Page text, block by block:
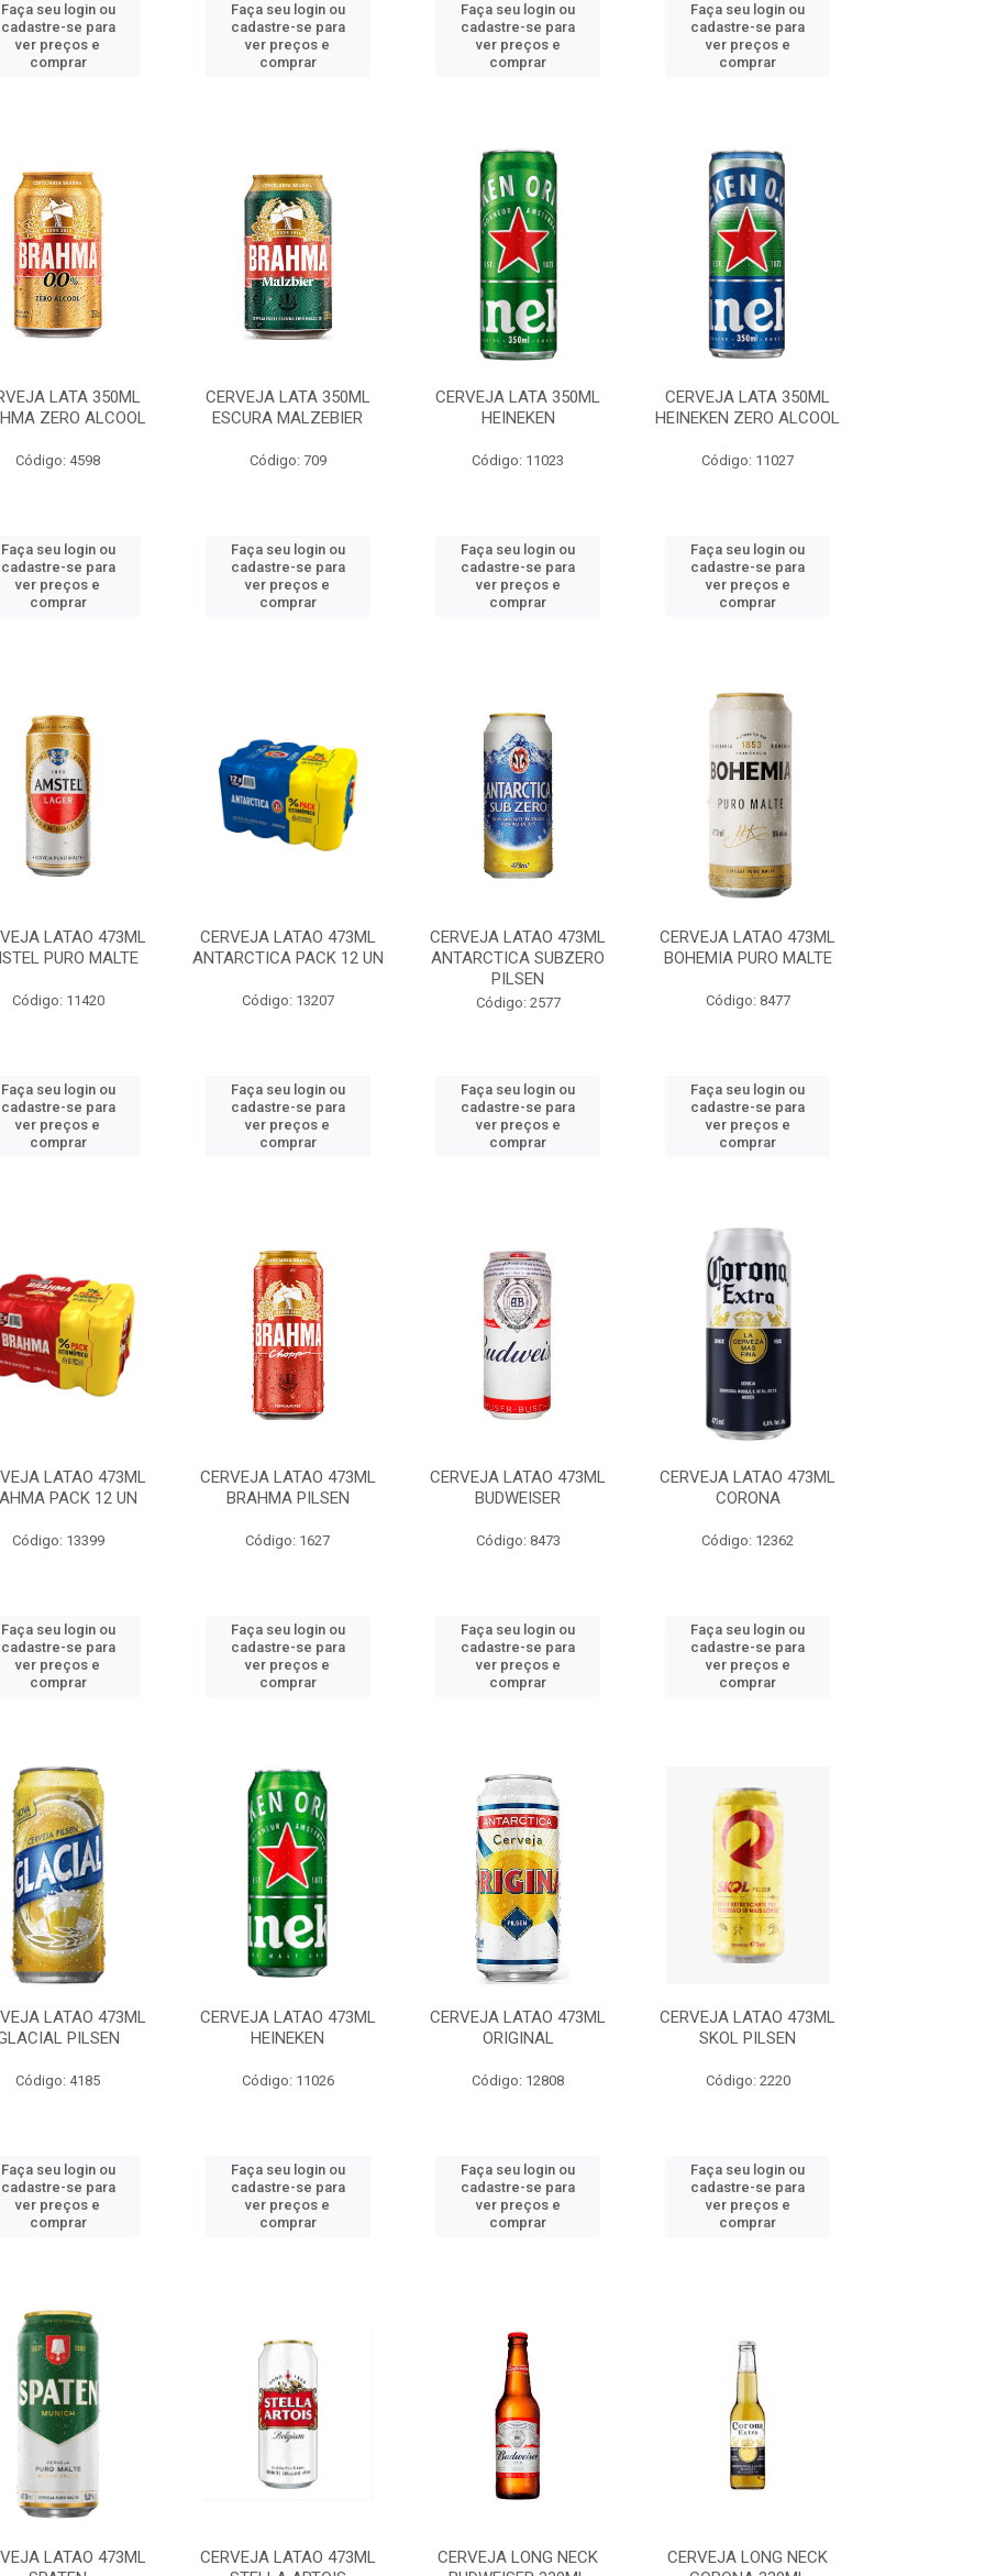
Faça seu login ou
cadastre-se para
ver preços e
comprar
Faça seu login ou
cadastre-se para
ver preços e
comprar
Faça seu login ou
cadastre-se para
ver preços e
comprar
Faça seu login ou
cadastre-se para
ver preços e
comprar
LATA 350ML
ZERO ALCOOL
Código: 4598
Faça seu login ou
cadastre-se para
ver preços e
comprar
CERVEJA LATA 350ML
ESCURA MALZEBIER
Código: 709
Faça seu login ou
cadastre-se para
ver preços e
comprar
CERVEJA LATA 350ML
HEINEKEN
Código: 11023
Faça seu login ou
cadastre-se para
ver preços e
comprar
CERVEJA LATA 350ML
HEINEKEN ZERO ALCOOL
Código: 11027
Faça seu login ou
cadastre-se para
ver preços e
comprar
LATAO 473ML
PURO MALTE
Código: 11420
Faça seu login ou
cadastre-se para
ver preços e
comprar
CERVEJA LATAO 473ML
ANTARCTICA PACK 12 UN
Código: 13207
Faça seu login ou
cadastre-se para
ver preços e
comprar
CERVEJA LATAO 473ML
ANTARCTICA SUBZERO
PILSEN
Código: 2577
Faça seu login ou
cadastre-se para
ver preços e
comprar
CERVEJA LATAO 473ML
BOHEMIA PURO MALTE
Código: 8477
Faça seu login ou
cadastre-se para
ver preços e
comprar
LATAO 473ML
PACK 12 UN
Código: 13399
Faça seu login ou
cadastre-se para
ver preços e
comprar
CERVEJA LATAO 473ML
BRAHMA PILSEN
Código: 1627
Faça seu login ou
cadastre-se para
ver preços e
comprar
CERVEJA LATAO 473ML
BUDWEISER
Código: 8473
Faça seu login ou
cadastre-se para
ver preços e
comprar
CERVEJA LATAO 473ML
CORONA
Código: 12362
Faça seu login ou
cadastre-se para
ver preços e
comprar
LATAO 473ML
PILSEN
Código: 4185
Faça seu login ou
cadastre-se para
ver preços e
comprar
CERVEJA LATAO 473ML
HEINEKEN
Código: 11026
Faça seu login ou
cadastre-se para
ver preços e
comprar
CERVEJA LATAO 473ML
ORIGINAL
Código: 12808
Faça seu login ou
cadastre-se para
ver preços e
comprar
CERVEJA LATAO 473ML
SKOL PILSEN
Código: 2220
Faça seu login ou
cadastre-se para
ver preços e
comprar
LATAO 473ML
CERVEJA LATAO 473ML
CERVEJA LONG NECK
CERVEJA LONG NECK